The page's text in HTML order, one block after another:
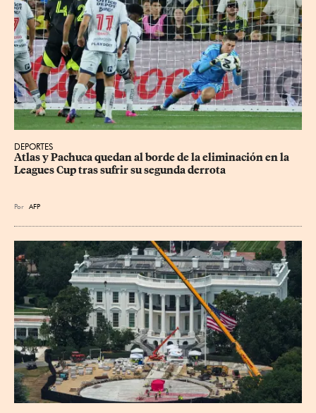
DEPORTES
Atlas y Pachuca quedan al borde de la eliminación en la
Leagues Cup tras sufrir su segunda derrota
Por AFP